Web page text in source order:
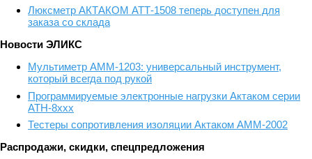
Люксметр АКТАКОМ АТТ-1508 теперь доступен для
заказа со склада
Новости ЭЛИКС
Мультиметр АММ-1203: универсальный инструмент,
который всегда под рукой
Программируемые электронные нагрузки Актаком серии
АТН-8ххх
Тестеры сопротивления изоляции Актаком АММ-2002
Распродажи, скидки, спецпредложения